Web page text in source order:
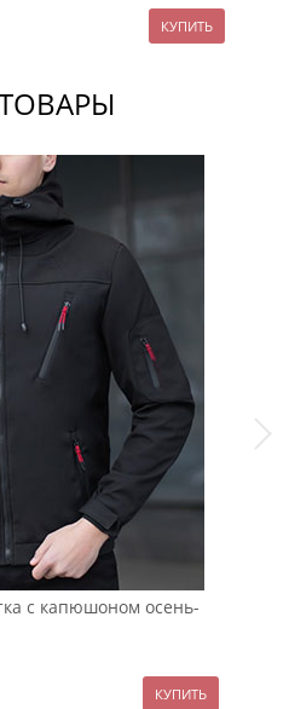
с капюшоном осень-